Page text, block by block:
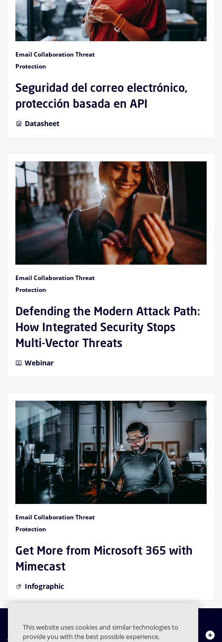
Email Collaboration Threat
Protection
Seguridad del correo electrónico,
protección basada en API
Datasheet
Email Collaboration Threat
Protection
Defending the Modern Attack Path:
How Integrated Security Stops
Multi-Vector Threats
Webinar
Email Collaboration Threat
Protection
Get More from Microsoft 365 with
Mimecast
Infographic
Quiénes somos
This website uses cookies and similar technologies to
provide you with the best possible experience,